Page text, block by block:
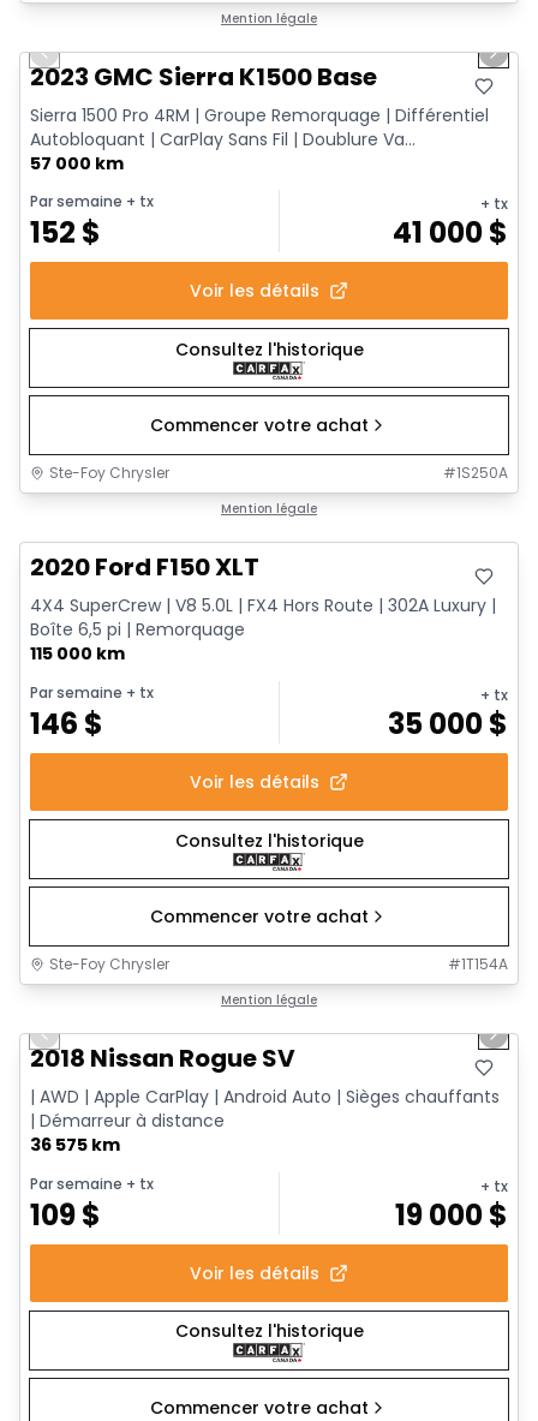
Mention légale
Previous slide Next
2023 GMC Sierra K1500 Base
Sierra 1500 Pro 4RM | Groupe Remorquage | Différentiel
Autobloquant | CarPlay Sans Fil | Doublure Va...
57 000 km
Par semaine + tx
152 $
+ tx
41 000$
Voir les détails
Consultez l'historique
Commencer votre achat
Ste-Foy Chrysler #1S250A
Mention légale
2020 Ford F150 XLT
4X4 SuperCrew | V8 5.0L | FX4 Hors Route | 302A Luxury |
Boîte 6,5 pi | Remorquage
115 000 km
Par semaine + tx
146 $
+ tx
35 000$
Voir les détails
Consultez l'historique
Commencer votre achat
Ste-Foy Chrysler #1T154A
Mention légale
Previous slide Next
2018 Nissan Rogue SV
| AWD | Apple CarPlay | Android Auto | Sièges chauffants
| Démarreur à distance
36 575 km
Par semaine + tx
109$
+ tx
19 000$
Voir les détails
Consultez l'historique
Commencer votre achat